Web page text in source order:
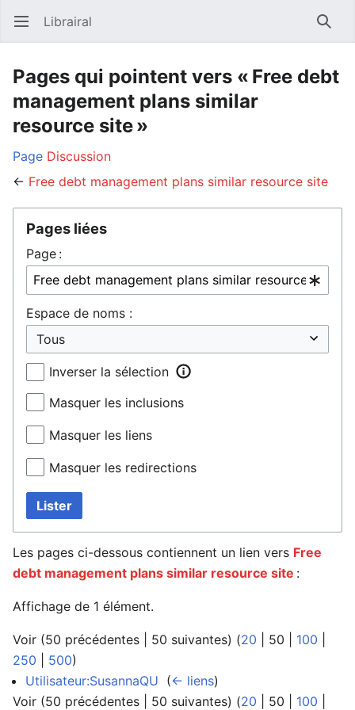
Ouvrir le menu principal Librairal
Pages qui pointent vers « Free debt
management plans similar
resource site »
Page Discussion
← Free debt management plans similar resource site
Pages liées
Page :
Espace de noms :
Inverser la sélection
Masquer les inclusions
Masquer les liens
Masquer les redirections
Lister
Les pages ci-dessous contiennent un lien vers Free
debt management plans similar resource site :
Affichage de 1 élément.
Voir (50 précédentes 50 suivantes) (20 50 100
250
500)
Utilisateur:SusannaQU (← liens)
Voir (50 précédentes 50 suivantes) (20 50 100